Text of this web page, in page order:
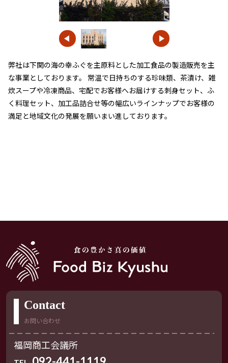
弊社は下関の海の幸ふぐを主原料とした加工食品の製造販売を主
な事業としております。 常温で日持ちのする珍味類、茶漬け、雑
炊スープや冷凍商品、宅配でお客様へお届けする刺身セット、ふ
く料理セット、加工品詰合せ等の幅広いラインナップでお客様の
満足と地域文化の発展を願いまい進しております。
Contact
お問い合わせ
福岡商工会議所